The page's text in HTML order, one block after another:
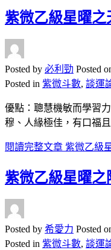
紫微乙級星曜之
Posted by 必利勁 Posted
Posted in 紫微斗數, 談運
優點：聰慧機敏而學習
穆、人緣極佳，有口福
閱讀完整文章 紫微乙級
紫微乙級星曜之
Posted by 希愛力 Posted
Posted in 紫微斗數, 談運